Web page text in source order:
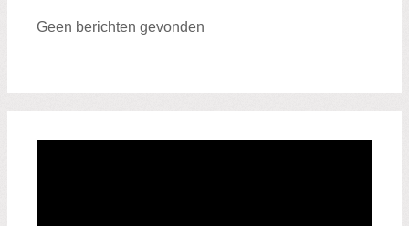
Geen berichten gevonden